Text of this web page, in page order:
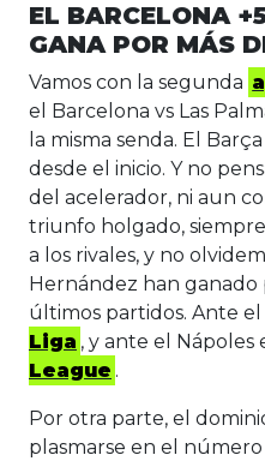
EL BARCELONA
GANA POR MÁS
Vamos con la segunda
el Barcelona vs Las
la misma senda. El
desde el inicio. Y no
del acelerador, ni aun
triunfo holgado,
a los rivales, y no
Hernández han ganado
últimos partidos. Ante
Liga , y ante el Nápoles
League .
Por otra parte, el
plasmarse en el